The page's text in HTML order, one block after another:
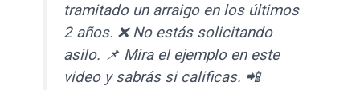
tramitado un arraigo en los últimos
2 años. ❌ No estás solicitando
asilo. 📌 Mira el ejemplo en este
video y sabrás si calificas. 📲